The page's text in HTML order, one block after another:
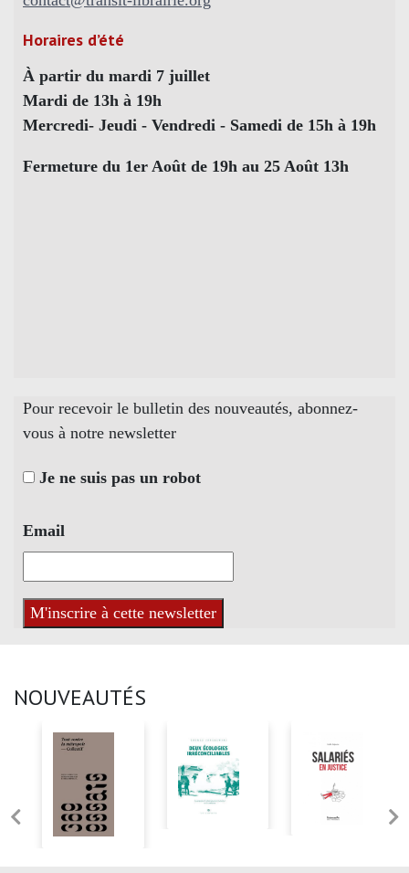
Horaires d’été
À partir du mardi 7 juillet
Mardi de 13h à 19h
Mercredi- Jeudi - Vendredi - Samedi de 15h à 19h
Fermeture du 1er Août de 19h au 25 Août 13h
Pour recevoir le bulletin des nouveautés, abonnez-
vous à notre newsletter
Je ne suis pas un robot
Email
NOUVEAUTÉS